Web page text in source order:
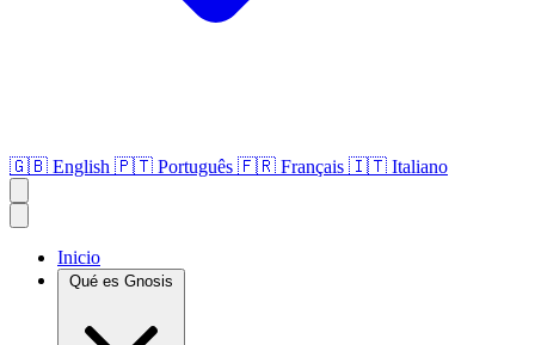
🇬🇧 English 🇵🇹 Português 🇫🇷 Français 🇮🇹 Italiano
Inicio
Qué es Gnosis